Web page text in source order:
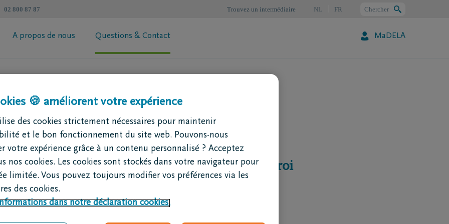
02 800 87 87 Chercher
Trouvez un intermédiaire NL FR
A propos de nous Questions & Contact MaDELA
votre prime
Coopérative DELA
Trouvez un intermédiaire
Contactez moi
Demandez votre brochure
Crématorium de Charleroi
6060 Gilly
🍪 améliorent votre expérience
des cookies strictement nécessaires pour maintenir
et le bon fonctionnement du site web. Pouvons-nous
votre expérience grâce à un contenu personnalisé ? Acceptez
nos cookies. Les cookies sont stockés dans votre navigateur pour
limitée. Vous pouvez toujours modifier vos préférences via les
des cookies.
dans notre déclaration cookies.